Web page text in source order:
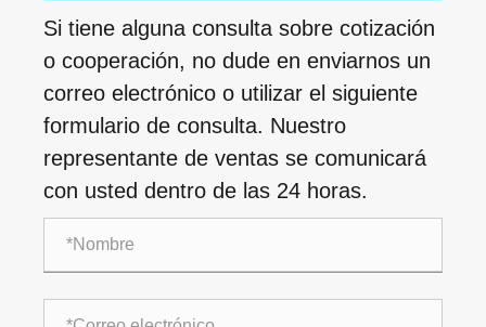
Si tiene alguna consulta sobre cotización
o cooperación, no dude en enviarnos un
correo electrónico o utilizar el siguiente
formulario de consulta. Nuestro
representante de ventas se comunicará
con usted dentro de las 24 horas.